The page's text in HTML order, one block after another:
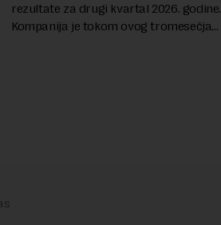
rezultate za drugi kvartal 2026. godine.
Kompanija je tokom ovog tromesečja